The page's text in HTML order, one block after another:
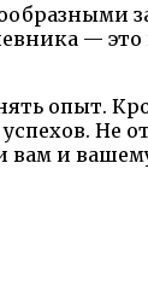
— это
опыт.
Не
вам и